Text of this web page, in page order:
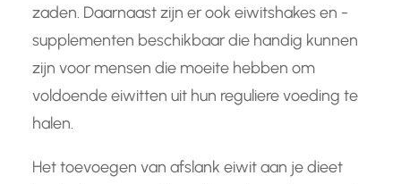
zaden. Daarnaast zijn er ook eiwitshakes en -
supplementen beschikbaar die handig kunnen
zijn voor mensen die moeite hebben om
voldoende eiwitten uit hun reguliere voeding te
halen.
Het toevoegen van afslank eiwit aan je dieet